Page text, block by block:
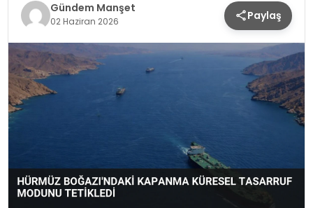
YAŞAM
Gündem Manşet
02 Haziran 2026 Paylaş